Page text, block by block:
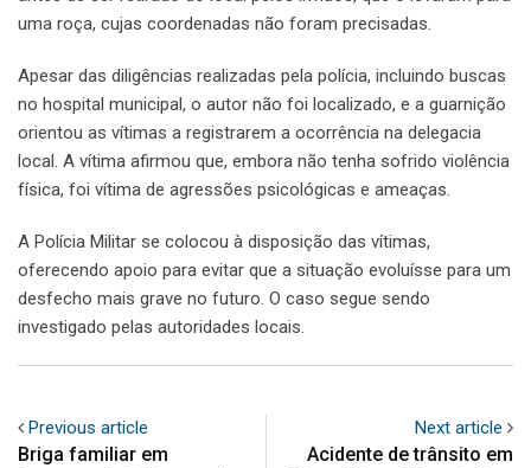
uma roça, cujas coordenadas não foram precisadas.
Apesar das diligências realizadas pela polícia, incluindo buscas
no hospital municipal, o autor não foi localizado, e a guarnição
orientou as vítimas a registrarem a ocorrência na delegacia
local. A vítima afirmou que, embora não tenha sofrido violência
física, foi vítima de agressões psicológicas e ameaças.
A Polícia Militar se colocou à disposição das vítimas,
oferecendo apoio para evitar que a situação evoluísse para um
desfecho mais grave no futuro. O caso segue sendo
investigado pelas autoridades locais.
Previous article
Briga familiar em
Next article
Acidente de trânsito em